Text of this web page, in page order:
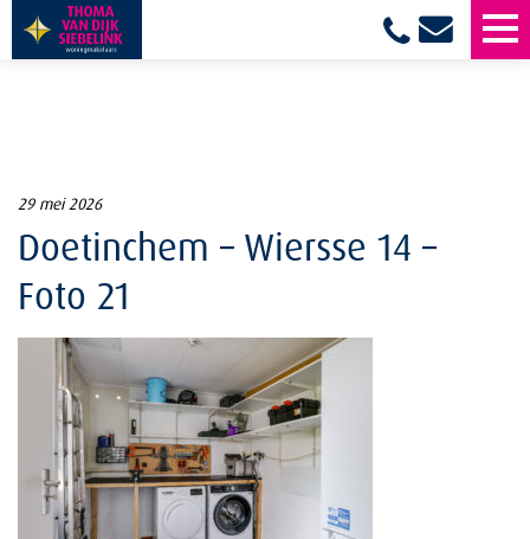
29 mei 2026
Doetinchem – Wiersse 14 –
Foto 21